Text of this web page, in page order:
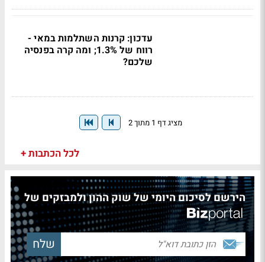
עדכון: קרנות השתלמות במאי -
רווח של 1.3%; ומה קרה בפנסיה
שלכם?
מציג דף 1 מתוך 2
לכל הכתבות +
הירשם לסיכום היומי של שוק ההון ולמבזקים של